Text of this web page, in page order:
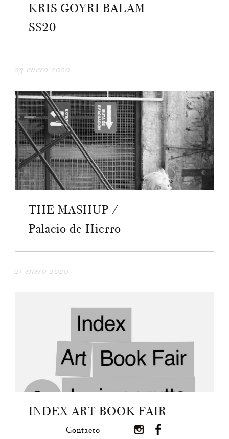
Contacto
KRIS GOYRI BALAM
SS20
23 enero 2020
THE MASHUP /
Palacio de Hierro
21 enero 2020
INDEX ART BOOK FAIR